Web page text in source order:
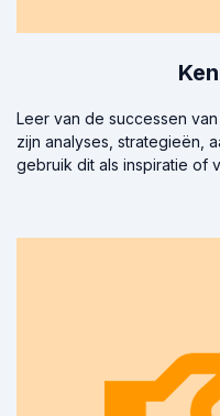
Leer van de successen
zijn analyses, strategieën,
gebruik dit als inspiratie of